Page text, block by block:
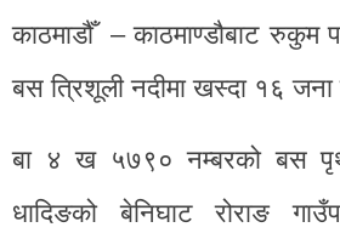
काठमाडौँ – काठमाण्डौबाट रुकुम
बस त्रिशूली नदीमा खस्दा १६
बा ४ ख ५७९० नम्बरको बस
धादिङको बेनिघाट रोराङ